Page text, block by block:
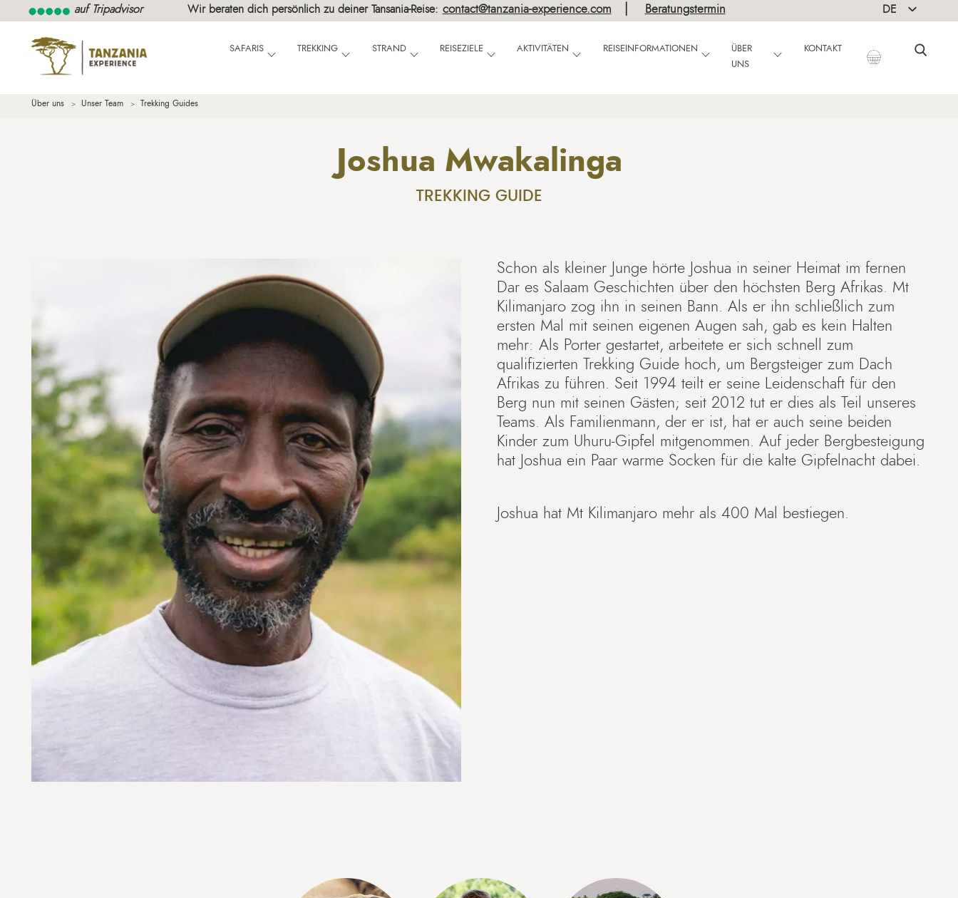
auf Tripadvisor
DE
Wir beraten dich persönlich zu deiner Tansania-Reise: contact@tanzania-experience.com Beratungstermin
SAFARIS TREKKING STRAND REISEZIELE AKTIVITÄTEN REISEINFORMATIONEN
ÜBER
UNS
KONTAKT
Über uns Unser Team Trekking Guides
Joshua Mwakalinga
TREKKING GUIDE
Schon als kleiner Junge hörte Joshua in seiner Heimat im fernen
Dar es Salaam Geschichten über den höchsten Berg Afrikas. Mt
Kilimanjaro zog ihn in seinen Bann. Als er ihn schließlich zum
ersten Mal mit seinen eigenen Augen sah, gab es kein Halten
mehr: Als Porter gestartet, arbeitete er sich schnell zum
qualifizierten Trekking Guide hoch, um Bergsteiger zum Dach
Afrikas zu führen. Seit 1994 teilt er seine Leidenschaft für den
Berg nun mit seinen Gästen; seit 2012 tut er dies als Teil unseres
Teams. Als Familienmann, der er ist, hat er auch seine beiden
Kinder zum Uhuru-Gipfel mitgenommen. Auf jeder Bergbesteigung
hat Joshua ein Paar warme Socken für die kalte Gipfelnacht dabei.
Joshua hat Mt Kilimanjaro mehr als 400 Mal bestiegen.